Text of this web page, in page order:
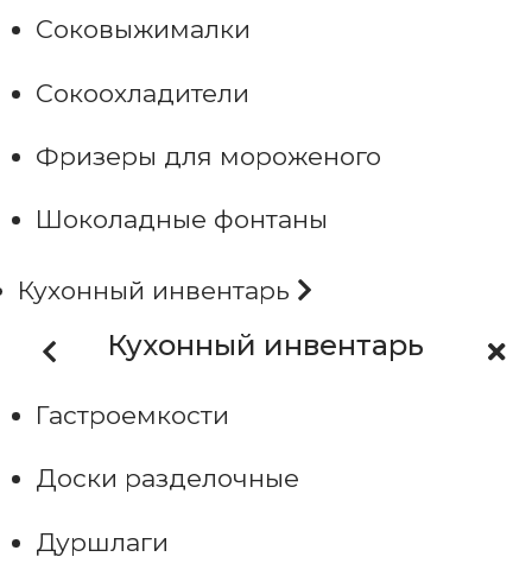
Соковыжималки
Сокоохладители
Фризеры для мороженого
Шоколадные фонтаны
Кухонный инвентарь
Кухонный инвентарь
Гастроемкости
Доски разделочные
Дуршлаги